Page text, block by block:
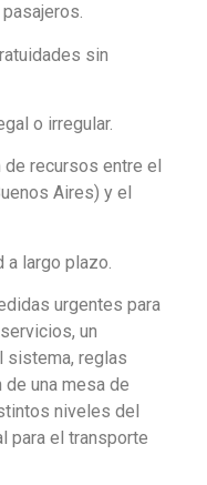
sin
o irregular.
recursos entre el
Aires) y el
a largo plazo.
urgentes para
un
sistema, reglas
una mesa de
niveles del
para el transporte